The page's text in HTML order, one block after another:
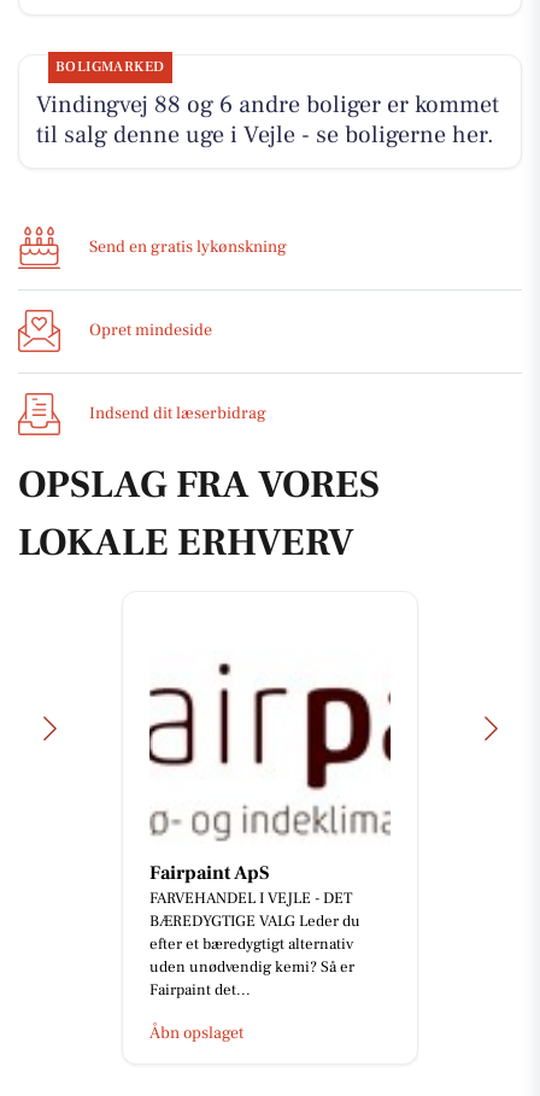
BOLIGMARKED
Vindingvej 88 og 6 andre boliger er kommet
til salg denne uge i Vejle - se boligerne her.
Send en gratis lykønskning
Opret mindeside
Indsend dit læserbidrag
OPSLAG FRA VORES
LOKALE ERHVERV
Fairpaint ApS
FARVEHANDEL I VEJLE - DET
BÆREDYGTIGE VALG Leder du
efter et bæredygtigt alternativ
uden unødvendig kemi? Så er
Fairpaint det...
Åbn opslaget